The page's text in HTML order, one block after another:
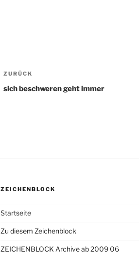
Beitragsnavigation
Vorheriger
Beitrag
ZURÜCK
sich beschweren geht immer
ZEICHENBLOCK
Startseite
Zu diesem Zeichenblock
ZEICHENBLOCK Archive ab 2009 06